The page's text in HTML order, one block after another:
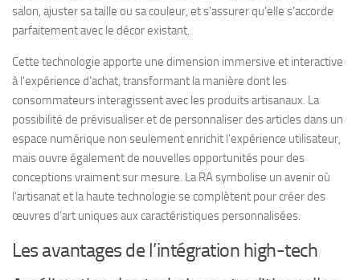
salon, ajuster sa taille ou sa couleur, et s’assurer qu’elle s’accorde
parfaitement avec le décor existant.
Cette technologie apporte une dimension immersive et interactive
à l’expérience d’achat, transformant la manière dont les
consommateurs interagissent avec les produits artisanaux. La
possibilité de prévisualiser et de personnaliser des articles dans un
espace numérique non seulement enrichit l’expérience utilisateur,
mais ouvre également de nouvelles opportunités pour des
conceptions vraiment sur mesure. La RA symbolise un avenir où
l’artisanat et la haute technologie se complètent pour créer des
œuvres d’art uniques aux caractéristiques personnalisées.
Les avantages de l’intégration high-tech